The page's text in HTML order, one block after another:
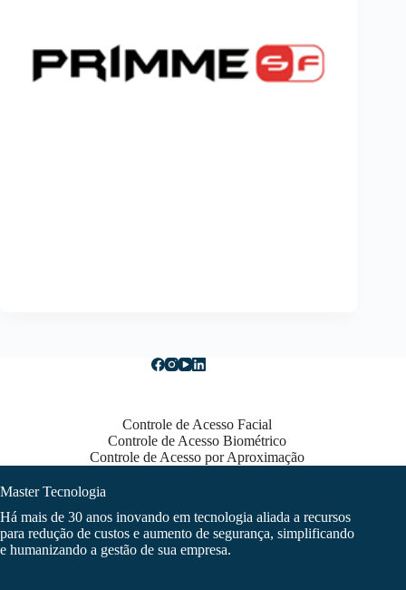
Controle de Acesso Facial
Controle de Acesso Biométrico
Controle de Acesso por Aproximação
Master Tecnologia
Há mais de 30 anos inovando em tecnologia aliada a recursos
para redução de custos e aumento de segurança, simplificando
e humanizando a gestão de sua empresa.